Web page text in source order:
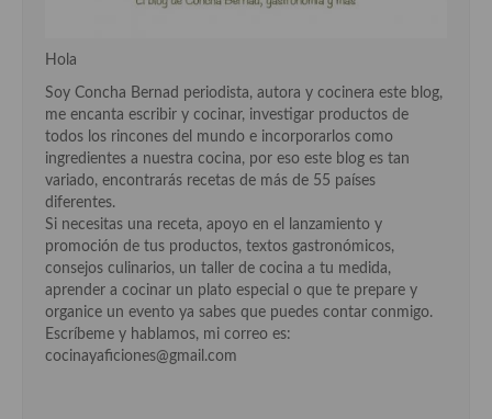
Pasta
Arroces Y fideuás
Legumbres y cereales
Cuscús
Huevos
Masas elaboradas con harina, pizzas, quiches y demás
Plato principal
Aves
Hola
Soy Concha Bernad periodista, autora y cocinera este blog,
me encanta escribir y cocinar, investigar productos de
todos los rincones del mundo e incorporarlos como
ingredientes a nuestra cocina, por eso este blog es tan
variado, encontrarás recetas de más de 55 países
diferentes.
Si necesitas una receta, apoyo en el lanzamiento y
promoción de tus productos, textos gastronómicos,
consejos culinarios, un taller de cocina a tu medida,
aprender a cocinar un plato especial o que te prepare y
organice un evento ya sabes que puedes contar conmigo.
Escríbeme y hablamos, mi correo es:
cocinayaficiones@gmail.com